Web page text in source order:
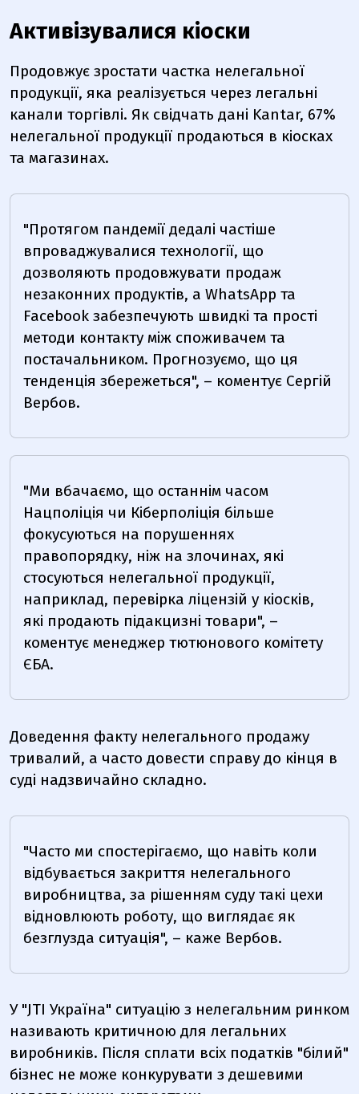
Активізувалися кіоски
Продовжує зростати частка нелегальної
продукції, яка реалізується через легальні
канали торгівлі. Як свідчать дані Kantar, 67%
нелегальної продукції продаються в кіосках
та магазинах.
"Протягом пандемії дедалі частіше
впроваджувалися технології, що
дозволяють продовжувати продаж
незаконних продуктів, а WhatsApp та
Facebook забезпечують швидкі та прості
методи контакту між споживачем та
постачальником. Прогнозуємо, що ця
тенденція збережеться", – коментує Сергій
Вербов.
"Ми вбачаємо, що останнім часом
Нацполіція чи Кіберполіція більше
фокусуються на порушеннях
правопорядку, ніж на злочинах, які
стосуються нелегальної продукції,
наприклад, перевірка ліцензій у кіосків,
які продають підакцизні товари", –
коментує менеджер тютюнового комітету
ЄБА.
Доведення факту нелегального продажу
тривалий, а часто довести справу до кінця в
суді надзвичайно складно.
"Часто ми спостерігаємо, що навіть коли
відбувається закриття нелегального
виробництва, за рішенням суду такі цехи
відновлюють роботу, що виглядає як
безглузда ситуація", – каже Вербов.
У "JTI Україна" ситуацію з нелегальним ринком
називають критичною для легальних
виробників. Після сплати всіх податків "білий"
бізнес не може конкурувати з дешевими